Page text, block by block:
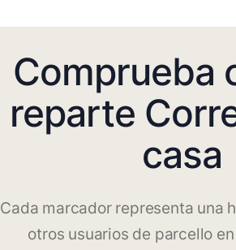
Comprueba
reparte
casa
Cada marcador representa una
otros usuarios de parcello